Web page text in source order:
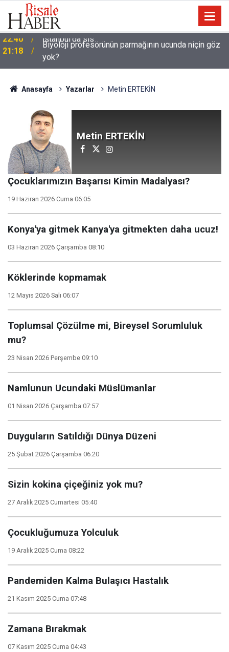
21:18
Biyoloji profesörünün parmağının ucunda niçin göz
yok?
Anasayfa Yazarlar Metin ERTEKİN
Metin ERTEKİN
Çocuklarımızın Başarısı Kimin Madalyası?
19 Haziran 2026 Cuma 06:05
​Konya'ya gitmek Kanya'ya gitmekten daha ucuz!
03 Haziran 2026 Çarşamba 08:10
Köklerinde kopmamak
12 Mayıs 2026 Salı 06:07
Toplumsal Çözülme mi, Bireysel Sorumluluk
mu?
23 Nisan 2026 Perşembe 09:10
Namlunun Ucundaki Müslümanlar
01 Nisan 2026 Çarşamba 07:57
Duyguların Satıldığı Dünya Düzeni
25 Şubat 2026 Çarşamba 06:20
Sizin kokina çiçeğiniz yok mu?
27 Aralık 2025 Cumartesi 05:40
Çocukluğumuza Yolculuk
19 Aralık 2025 Cuma 08:22
Pandemiden Kalma Bulaşıcı Hastalık
21 Kasım 2025 Cuma 07:48
Zamana Bırakmak
07 Kasım 2025 Cuma 04:43